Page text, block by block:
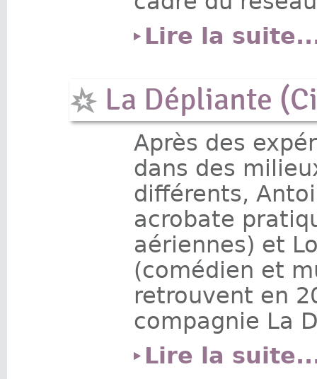
Lire la
La Dépliante
Après des
dans des
différents,
acrobate
aériennes) et
(comédien et
retrouvent en
compagnie La
Lire la